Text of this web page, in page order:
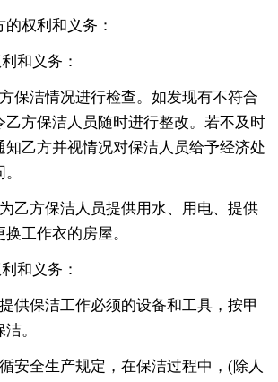
权利和义务：
和义务：
洁情况进行检查。如发现有不符合
乙方保洁人员随时进行整改。若不及时
知乙方并视情况对保洁人员给予经济处
方保洁人员提供用水、用电、提供
工作衣的房屋。
和义务：
保洁工作必须的设备和工具，按甲
。
全生产规定，在保洁过程中，(除人